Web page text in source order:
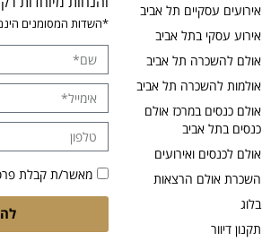
אירועים עסקיים תל אביב
אירוע עסקי בתל אביב
אולם להשכרה תל אביב
אולמות להשכרה תל אביב
אולם כנסים במרכז אולם
כנסים בתל אביב
אולם לכנסים ואירועים
השכרת אולם הרצאות
בלוג
תקנון דיוור
*השדות המסומנים
מאשר/ת קבלת